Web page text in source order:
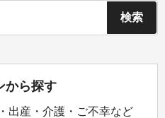
から探す
出産・介護・ご不幸など